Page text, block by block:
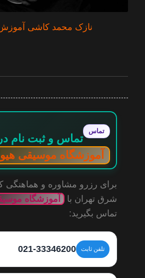
نازک محمد کاشی
تماس
تماس و ثبت‌ نام در
آموزشگاه موسیقی هیوا
برای رزرو مشاوره و هماهنگی
شرق تهران با
آموزشگاه
تماس بگیرید:
تلفن ثابت 021-33346200